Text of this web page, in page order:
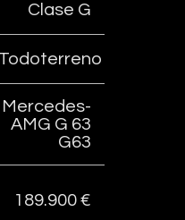
Clase G
Todoterreno
Mercedes-
AMG G 63
G63
189.900 €